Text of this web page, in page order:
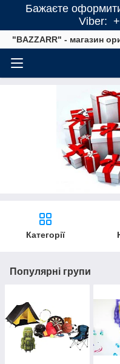
Бажаєте
Viber:
"BAZZARR" - магазин
Категорії
Популярні групи